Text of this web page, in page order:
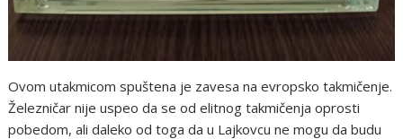
Ovom utakmicom spuštena je zavesa na evropsko takmičenje.
Železničar nije uspeo da se od elitnog takmičenja oprosti
pobedom, ali daleko od toga da u Lajkovcu ne mogu da budu